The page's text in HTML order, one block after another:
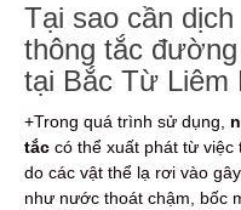
Tại sao cần
thông tắc
tại Bắc Từ Liêm
+Trong quá trình sử dụng,
tắc có thể xuất phát từ
do các vật thể lạ rơi vào
như nước thoát chậm, bốc